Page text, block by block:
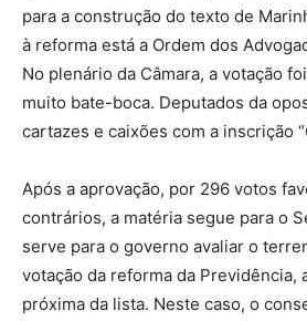
para a construção do texto de
à reforma está a Ordem dos
No plenário da Câmara, a votação
muito bate-boca. Deputados da
cartazes e caixões com a inscrição
Após a aprovação, por 296 votos
contrários, a matéria segue para o
serve para o governo avaliar o
votação da reforma da Previdência,
próxima da lista. Neste caso, o